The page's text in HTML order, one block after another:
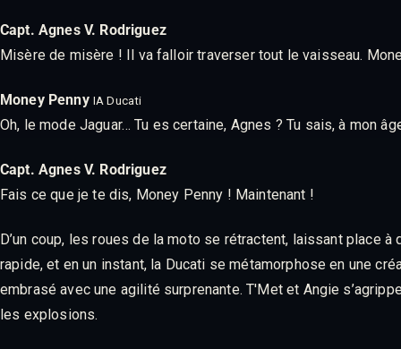
Capt. Agnes V. Rodriguez
Misère de misère ! Il va falloir traverser tout le vaisseau.
Money Penny IA Ducati
Oh, le mode Jaguar… Tu es certaine, Agnes ? Tu sais, à mon
Capt. Agnes V. Rodriguez
Fais ce que je te dis, Money Penny ! Maintenant !
D’un coup, les roues de la moto se rétractent, laissant place
rapide, et en un instant, la Ducati se métamorphose en une
embrasé avec une agilité surprenante. T'Met et Angie
les explosions.